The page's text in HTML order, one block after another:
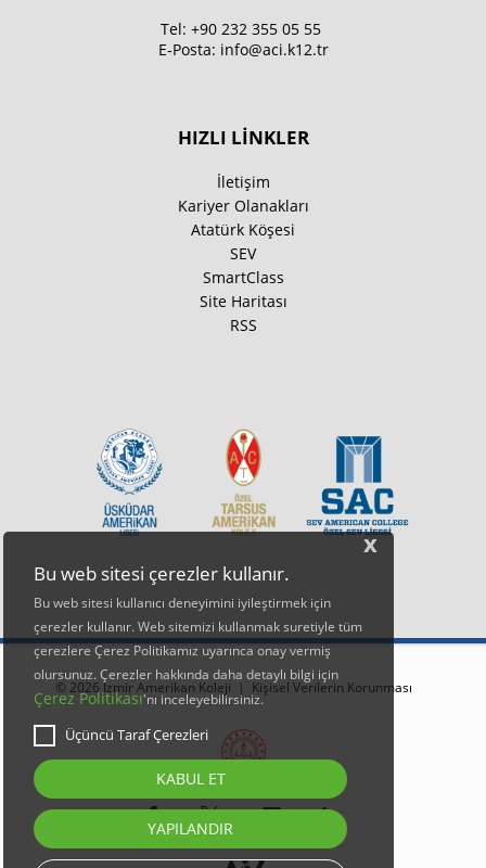
x
Bu web sitesi çerezler kullanır.
Bu web sitesi kullanıcı deneyimini iyileştirmek için
çerezler kullanır. Web sitemizi kullanmak suretiyle tüm
çerezlere Çerez Politikamız uyarınca onay vermiş
olursunuz. Çerezler hakkında daha detaylı bilgi için
Çerez Politikası'nı inceleyebilirsiniz.
Üçüncü Taraf Çerezleri
KABUL ET
YAPILANDIR
Tel: +90 232 355 05 55
E-Posta: info@aci.k12.tr
HIZLI LİNKLER
İletişim
Kariyer Olanakları
Atatürk Köşesi
SEV
SmartClass
Site Haritası
RSS
© 2026 İzmir Amerikan Koleji | Kişisel Verilerin Korunması